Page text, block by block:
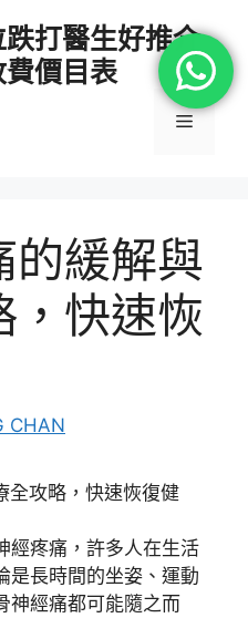
打醫生好推介
價目表
選
的緩解與
，快速恢
CHAN
經疼痛，許多人在生活
是長時間的坐姿、運動
神經痛都可能隨之而